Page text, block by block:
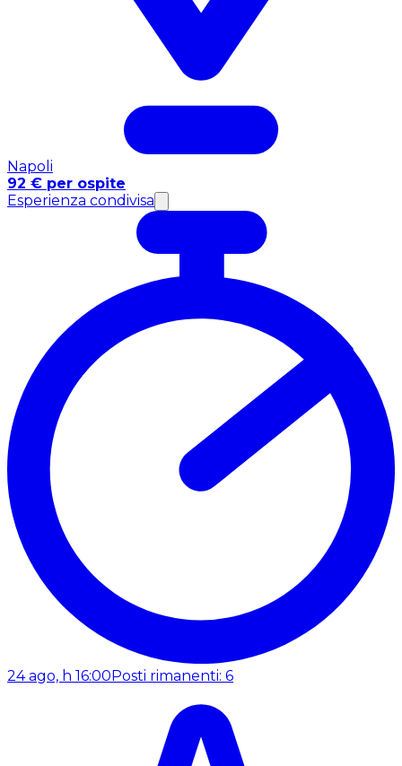
Napoli
92 € per ospite
Esperienza condivisa
24 ago, h 16:00Posti rimanenti: 6